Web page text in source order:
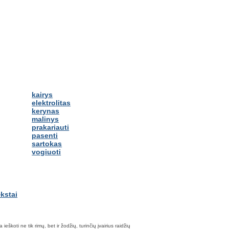
kairys
elektrolitas
kerynas
malinys
prakariauti
pasenti
sartokas
vogiuoti
ne tik rimų, bet ir žodžių, turinčių įvairius raidžių